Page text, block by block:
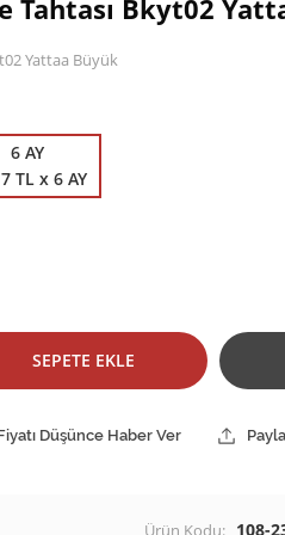
Tahtası Bkyt02
Yattaa Büyük
6 AY
TL x 6 AY
SEPETE EKLE
Düşünce Haber Ver
Ürün Kodu: 108-